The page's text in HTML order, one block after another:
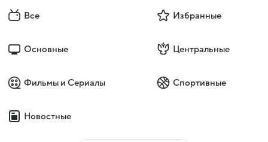
Все Избранные
Основные Центральные
Фильмы и Сериалы Спортивные
Новостные